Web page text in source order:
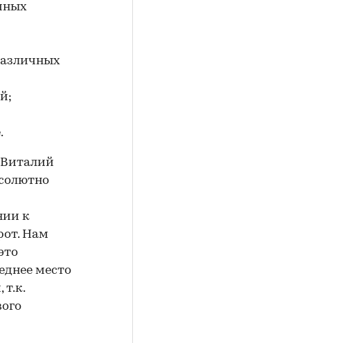
Виталий
к
Нам
место
т.к.